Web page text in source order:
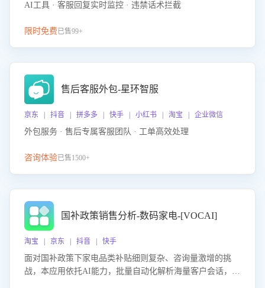
AI工具 · 客服回复实时监控 · 违禁话术拦截
限时免费已售99+
售后客服外包-星环智服
京东 | 抖音 | 拼多多 | 快手 | 小红书 | 淘宝 | 企业微信
外包服务 · 售后专属客服团队 · 工单高效处理
咨询体验已售1500+
国补政策销售分析-数码家电-[VOCAI]
淘宝 | 京东 | 抖音 | 快手
面对国补政策下家电品类补贴细则复杂、咨询量激增的挑
战，本应用依托AI能力，批量自动化解析海量客户会话，精